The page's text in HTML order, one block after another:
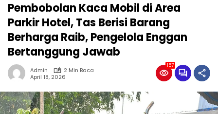
Pembobolan Kaca Mobil di Area
Parkir Hotel, Tas Berisi Barang
Berharga Raib, Pengelola Enggan
Bertanggung Jawab
Admin
2 Min Baca
April 18, 2026
157